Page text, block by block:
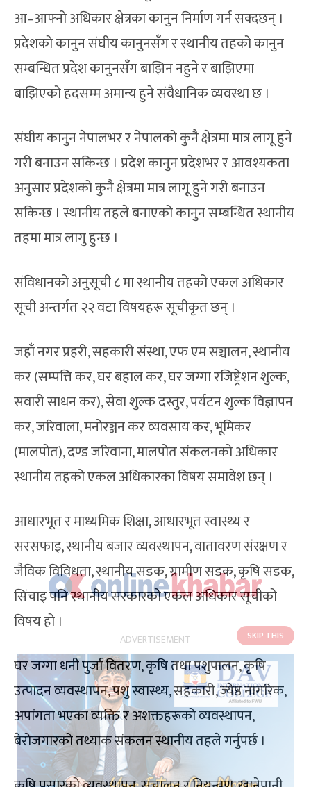
आ–आफ्नो अधिकार क्षेत्रका कानुन निर्माण गर्न सक्दछन् ।
प्रदेशको कानुन संघीय कानुनसँग र स्थानीय तहको कानुन
सम्बन्धित प्रदेश कानुनसँग बाझिन नहुने र बाझिएमा
बाझिएको हदसम्म अमान्य हुने संवैधानिक व्यवस्था छ ।
संघीय कानुन नेपालभर र नेपालको कुनै क्षेत्रमा मात्र लागू हुने
गरी बनाउन सकिन्छ । प्रदेश कानुन प्रदेशभर र आवश्यकता
अनुसार प्रदेशको कुनै क्षेत्रमा मात्र लागू हुने गरी बनाउन
सकिन्छ । स्थानीय तहले बनाएको कानुन सम्बन्धित स्थानीय
तहमा मात्र लागु हुन्छ ।
संविधानको अनुसूची ८ मा स्थानीय तहको एकल अधिकार
सूची अन्तर्गत २२ वटा विषयहरू सूचीकृत छन् ।
जहाँ नगर प्रहरी, सहकारी संस्था, एफ एम सञ्चालन, स्थानीय
कर (सम्पत्ति कर, घर बहाल कर, घर जग्गा रजिष्ट्रेशन शुल्क,
सवारी साधन कर), सेवा शुल्क दस्तुर, पर्यटन शुल्क विज्ञापन
कर, जरिवाला, मनोरञ्जन कर व्यवसाय कर, भूमिकर
(मालपोत), दण्ड जरिवाना, मालपोत संकलनको अधिकार
स्थानीय तहको एकल अधिकारका विषय समावेश छन् ।
आधारभूत र माध्यमिक शिक्षा, आधारभूत स्वास्थ्य र
सरसफाइ, स्थानीय बजार व्यवस्थापन, वातावरण संरक्षण र
जैविक विविधता, स्थानीय सडक, ग्रामीण सडक, कृषि सडक,
सिंचाइ पनि स्थानीय सरकारको एकल अधिकार सूचीको
विषय हो ।
घर जग्गा धनी पुर्जा वितरण, कृषि तथा पशुपालन, कृषि
उत्पादन व्यवस्थापन, पशु स्वास्थ्य, सहकारी, ज्येष्ठ नागरिक,
अपांगता भएका व्यक्ति र अशक्तहरूको व्यवस्थापन,
बेरोजगारको तथ्याक संकलन स्थानीय तहले गर्नुपर्छ ।